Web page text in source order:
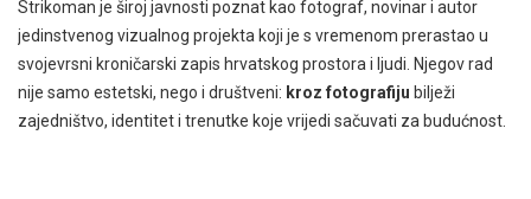
Strikoman je široj javnosti poznat kao fotograf, novinar i autor
jedinstvenog vizualnog projekta koji je s vremenom prerastao u
svojevrsni kroničarski zapis hrvatskog prostora i ljudi. Njegov rad
nije samo estetski, nego i društveni: kroz fotografiju bilježi
zajedništvo, identitet i trenutke koje vrijedi sačuvati za budućnost.